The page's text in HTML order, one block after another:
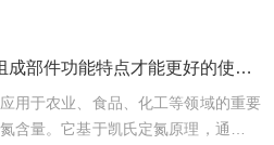
了解全自动凯氏定氮仪各组成部件功能特点才能更好的使用它
用于农业、食品、化工等领域的重要
含量。它基于凯氏定氮原理，通过消